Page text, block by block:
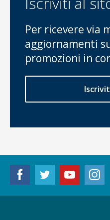
Per ricevere via
aggiornamenti
promozioni in